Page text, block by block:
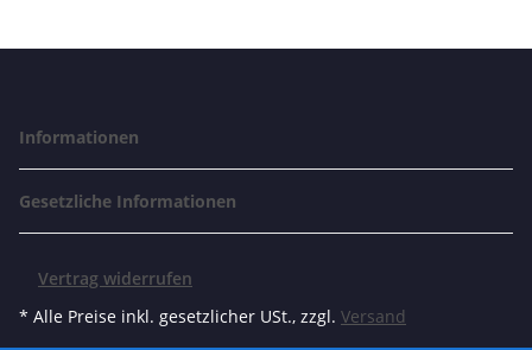
Informationen
Gesetzliche Informationen
Vertrag widerrufen
* Alle Preise inkl. gesetzlicher USt., zzgl. Versand